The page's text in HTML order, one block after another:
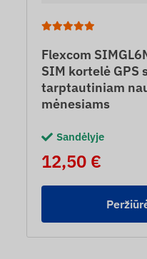
Flexcom
SIM kortelė GPS
tarptautiniam
mėnesiams
Sandėlyje
12,50 €